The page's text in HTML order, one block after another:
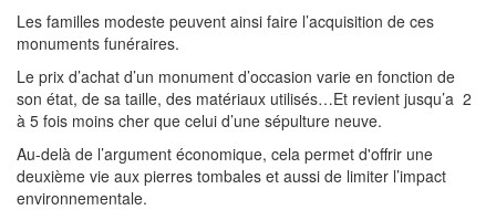
Les familles modeste peuvent ainsi faire l’acquisition de ces
monuments funéraires.
Le prix d’achat d’un monument d’occasion varie en fonction de
son état, de sa taille, des matériaux utilisés…Et revient jusqu’a 2
à 5 fois moins cher que celui d’une sépulture neuve.
Au-delà de l’argument économique, cela permet d'offrir une
deuxième vie aux pierres tombales et aussi de limiter l’impact
environnementale.